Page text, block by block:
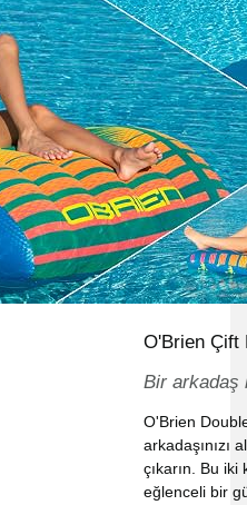
O'Brien Çift
Bir arkadaş
O'Brien
arkadaşınızı
çıkarın. Bu
eğlenceli bir